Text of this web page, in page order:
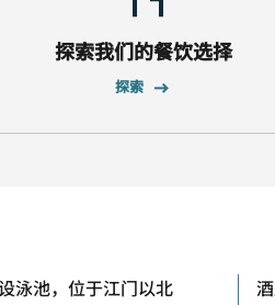
探索我们的餐饮选择
探索
泳池，位于江门以北